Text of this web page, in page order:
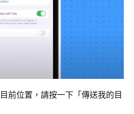
前位置，請按一下「傳送我的目